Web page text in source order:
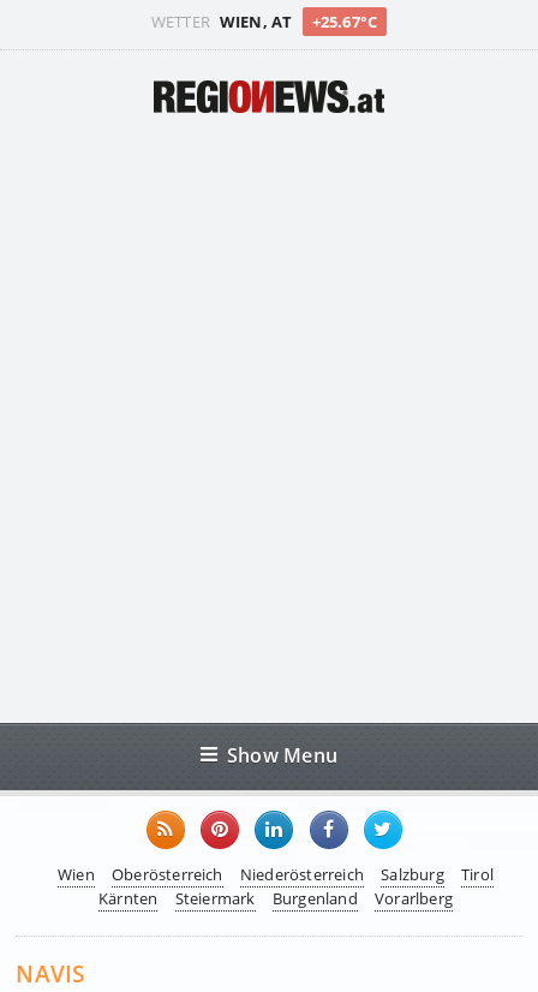
WETTER WIEN, AT +25.67°C
Show Menu
Wien Oberösterreich Niederösterreich Salzburg
Tirol
Kärnten
Steiermark Burgenland Vorarlberg
NAVIS